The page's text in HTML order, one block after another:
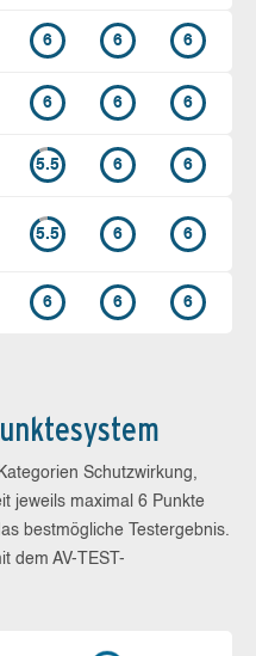
6 6 6
6 6 6
5.5 6 6
5.5 6 6
6 6 6
Schutzwirkung,
jeweils maximal 6 Punkte
bestmögliche Testergebnis.
dem AV-TEST-